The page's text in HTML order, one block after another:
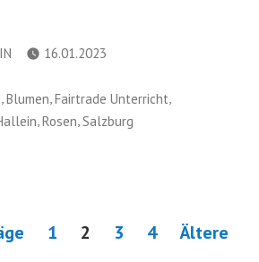
16.01.2023
Blumen Fairtrade Unterricht
Rosen Salzburg
1 2 3 4
Ältere